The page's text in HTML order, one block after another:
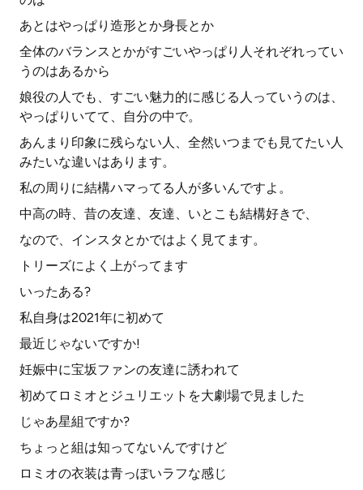
あとはやっぱり造形とか身長とか
全体のバランスとかがすごいやっぱり人それぞれってい
うのはあるから
娘役の人でも、すごい魅力的に感じる人っていうのは、
やっぱりいてて、自分の中で。
あんまり印象に残らない人、全然いつまでも見てたい人
みたいな違いはあります。
私の周りに結構ハマってる人が多いんですよ。
中高の時、昔の友達、友達、いとこも結構好きで、
なので、インスタとかではよく見てます。
トリーズによく上がってます
いったある?
私自身は2021年に初めて
最近じゃないですか!
妊娠中に宝坂ファンの友達に誘われて
初めてロミオとジュリエットを大劇場で見ました
じゃあ星組ですか?
ちょっと組は知ってないんですけど
ロミオの衣装は青っぽいラフな感じ